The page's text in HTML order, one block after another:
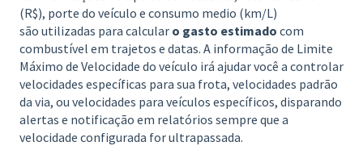
(R$), porte do veículo e consumo medio (km/L)
são utilizadas para calcular o gasto estimado com
combustível em trajetos e datas. A informação de Limite
Máximo de Velocidade do veículo irá ajudar você a controlar
velocidades específicas para sua frota, velocidades padrão
da via, ou velocidades para veículos específicos, disparando
alertas e notificação em relatórios sempre que a
velocidade configurada for ultrapassada.